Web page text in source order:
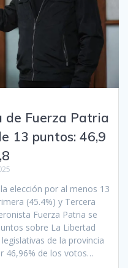
de Fuerza Patria
13 puntos: 46,9
elección por al menos 13
(45.4%) y Tercera
Fuerza Patria se
sobre La Libertad
de la provincia
46,96% de los votos…